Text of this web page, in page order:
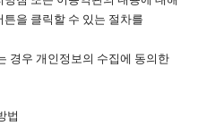
튼을 클릭할 수 있는 절차를
경우 개인정보의 수집에 동의한
법